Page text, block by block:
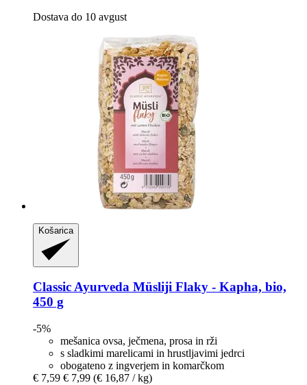
Dostava do 10 avgust
Košarica
Classic Ayurveda Müsliji Flaky -​ Kapha, bio,
450 g
-5%
mešanica ovsa, ječmena, prosa in rži
s sladkimi marelicami in hrustljavimi jedrci
obogateno z ingverjem in komarčkom
€ 7,59 € 7,99 (€ 16,87 / kg)